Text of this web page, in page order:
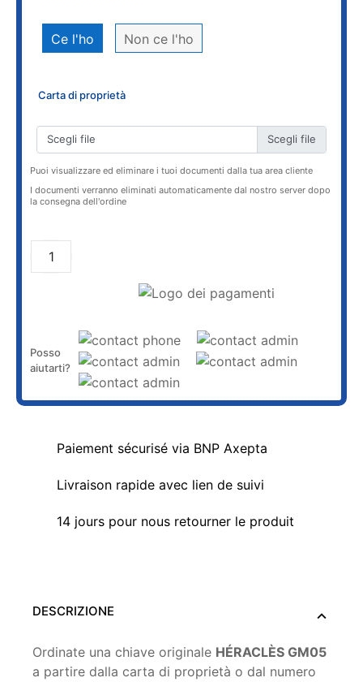
Ce l'ho Non ce l'ho
Carta di proprietà
Scegli file
Puoi visualizzare ed eliminare i tuoi documenti dalla tua area cliente
I documenti verranno eliminati automaticamente dal nostro server dopo
la consegna dell'ordine
Posso
aiutarti?
Paiement sécurisé via BNP Axepta
Livraison rapide avec lien de suivi
14 jours pour nous retourner le produit
DESCRIZIONE
Ordinate una chiave originale HÉRACLÈS GM05
a partire dalla carta di proprietà o dal numero